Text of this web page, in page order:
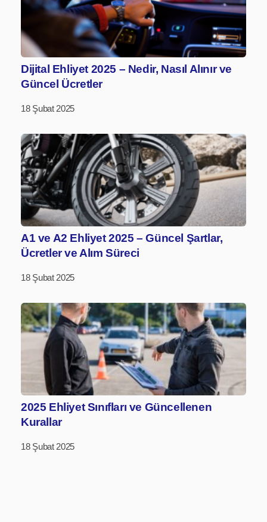
Dijital Ehliyet 2025 – Nedir, Nasıl Alınır ve
Güncel Ücretler
18 Şubat 2025
A1 ve A2 Ehliyet 2025 – Güncel Şartlar,
Ücretler ve Alım Süreci
18 Şubat 2025
2025 Ehliyet Sınıfları ve Güncellenen
Kurallar
18 Şubat 2025